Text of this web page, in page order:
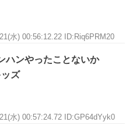
水) 00:56:12.22 ID:Riq6PRM20
ハンやったことないか
ズ
水) 00:57:24.72 ID:GP64dYyk0